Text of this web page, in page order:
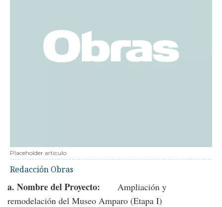
Placeholder articulo
Redacción Obras
a. Nombre del Proyecto: Ampliación y
remodelación del Museo Amparo (Etapa I)